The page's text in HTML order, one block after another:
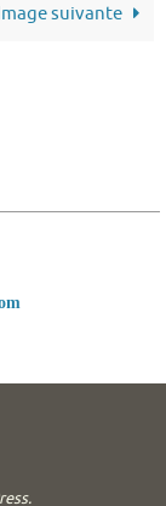
suivante